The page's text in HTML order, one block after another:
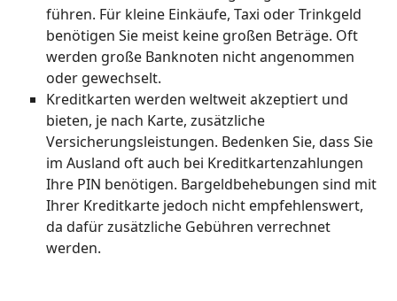
führen. Für kleine Einkäufe, Taxi oder Trinkgeld
benötigen Sie meist keine großen Beträge. Oft
werden große Banknoten nicht angenommen
oder gewechselt.
Kreditkarten werden weltweit akzeptiert und
bieten, je nach Karte, zusätzliche
Versicherungsleistungen. Bedenken Sie, dass Sie
im Ausland oft auch bei Kreditkartenzahlungen
Ihre PIN benötigen. Bargeldbehebungen sind mit
Ihrer Kreditkarte jedoch nicht empfehlenswert,
da dafür zusätzliche Gebühren verrechnet
werden.